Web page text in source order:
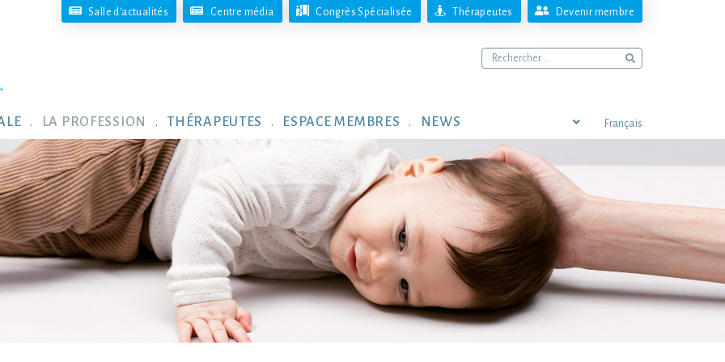
Salle d'actualités Centre média Congrès Spécialisée Thérapeutes Devenir membre
LA PROFESSION THÉRAPEUTES ESPACE MEMBRES NEWS Français